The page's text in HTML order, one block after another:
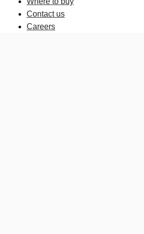
Contact us
Careers